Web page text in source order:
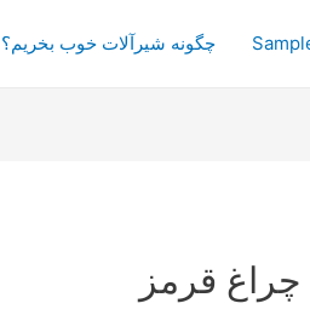
چگونه شیرآلات خوب بخریم؟
چراغ قرمز